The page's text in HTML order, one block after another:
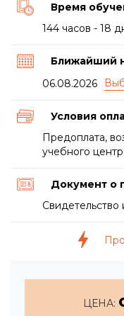
Время
144 часов - 18
Ближайший
06.08.2026
Условия
Предоплата,
учебного
Документ о
ЦЕНА: